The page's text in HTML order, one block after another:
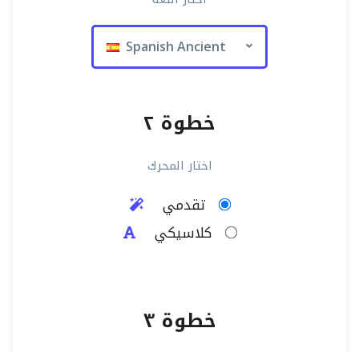
Spanish Ancient
خطوة ٢
اختار المحرك
تقدمي
كلاسيكي
خطوة ٣